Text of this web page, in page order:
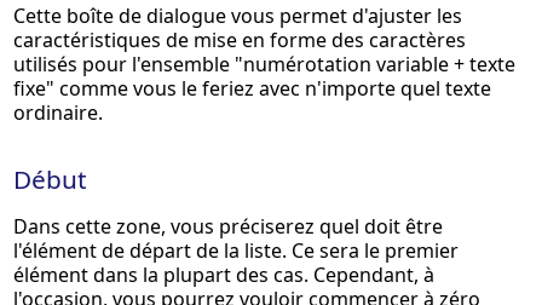
Cette boîte de dialogue vous permet d'ajuster les
caractéristiques de mise en forme des caractères
utilisés pour l'ensemble "numérotation variable + texte
fixe" comme vous le feriez avec n'importe quel texte
ordinaire.
Début
Dans cette zone, vous préciserez quel doit être
l'élément de départ de la liste. Ce sera le premier
élément dans la plupart des cas. Cependant, à
l'occasion, vous pourrez vouloir commencer à zéro